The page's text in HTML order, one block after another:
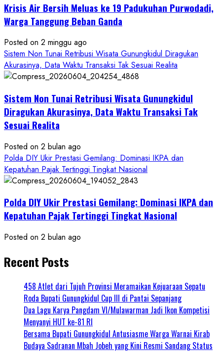
Krisis Air Bersih Meluas ke 19 Padukuhan Purwodadi,
Warga Tanggung Beban Ganda
Posted on 2 minggu ago
Sistem Non Tunai Retribusi Wisata Gunungkidul Diragukan
Akurasinya, Data Waktu Transaksi Tak Sesuai Realita
Sistem Non Tunai Retribusi Wisata Gunungkidul
Diragukan Akurasinya, Data Waktu Transaksi Tak
Sesuai Realita
Posted on 2 bulan ago
Polda DIY Ukir Prestasi Gemilang: Dominasi IKPA dan
Kepatuhan Pajak Tertinggi Tingkat Nasional
Polda DIY Ukir Prestasi Gemilang: Dominasi IKPA dan
Kepatuhan Pajak Tertinggi Tingkat Nasional
Posted on 2 bulan ago
Recent Posts
458 Atlet dari Tujuh Provinsi Meramaikan Kejuaraan Sepatu
Roda Bupati Gunungkidul Cup III di Pantai Sepanjang
Dua Lagu Karya Pangdam VI/Mulawarman Jadi Ikon Kompetisi
Menyanyi HUT ke-81 RI
Bersama Bupati Gunungkidul Antusiasme Warga Warnai Kirab
Budaya Sadranan Mbah Jobeh yang Kini Resmi Sandang Status